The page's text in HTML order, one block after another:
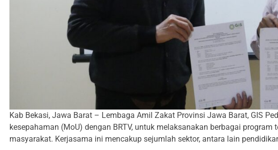
Kab Bekasi, Jawa Barat – Lembaga Amil Zakat Provinsi Jawa Barat, GIS
kesepahaman (MoU) dengan BRTV, untuk melaksanakan berbagai
masyarakat. Kerjasama ini mencakup sejumlah sektor, antara lain